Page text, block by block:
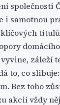
společnosti
i samotnou
záleží
to, co
Bez toho
akcií vždy